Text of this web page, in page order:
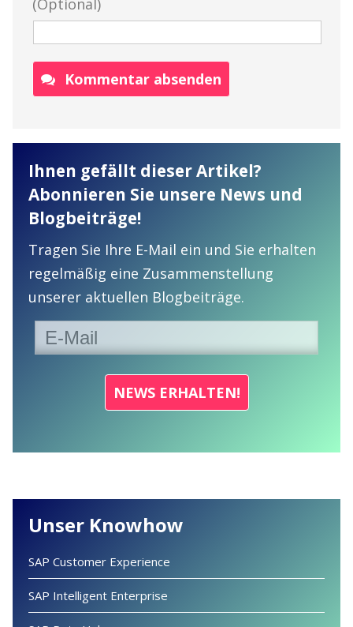
(Optional)
Kommentar absenden
Ihnen gefällt dieser Artikel?
Abonnieren Sie unsere News und
Blogbeiträge!
Tragen Sie Ihre E-Mail ein und Sie erhalten
regelmäßig eine Zusammenstellung
unserer aktuellen Blogbeiträge.
Unser Knowhow
SAP Customer Experience
SAP Intelligent Enterprise